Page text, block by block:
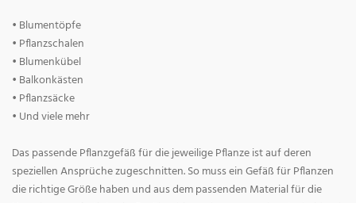
• Blumentöpfe
• Pflanzschalen
• Blumenkübel
• Balkonkästen
• Pflanzsäcke
• Und viele mehr
Das passende Pflanzgefäß für die jeweilige Pflanze ist auf deren
speziellen Ansprüche zugeschnitten. So muss ein Gefäß für Pflanzen
die richtige Größe haben und aus dem passenden Material für die